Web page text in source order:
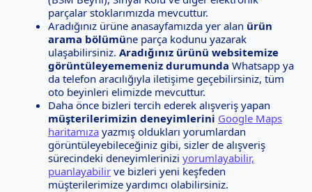
parçalar stoklarımızda mevcuttur.
Aradığınız ürüne anasayfamızda yer alan ürün
arama bölümüne parça kodunu yazarak
ulaşabilirsiniz. Aradığınız ürünü websitemize
görüntüleyememeniz durumunda Whatsapp ya
da telefon aracılığıyla iletişime geçebilirsiniz, tüm
oto beyinleri elimizde mevcuttur.
Daha önce bizleri tercih ederek alışveriş yapan
müşterilerimizin deneyimlerini Google Maps
haritamıza yazmış oldukları yorumlardan
görüntüleyebileceğiniz gibi, sizler de alışveriş
sürecindeki deneyimlerinizi yorumlayabilir,
puanlayabilir ve bizleri yeni keşfeden
müşterilerimize yardımcı olabilirsiniz.